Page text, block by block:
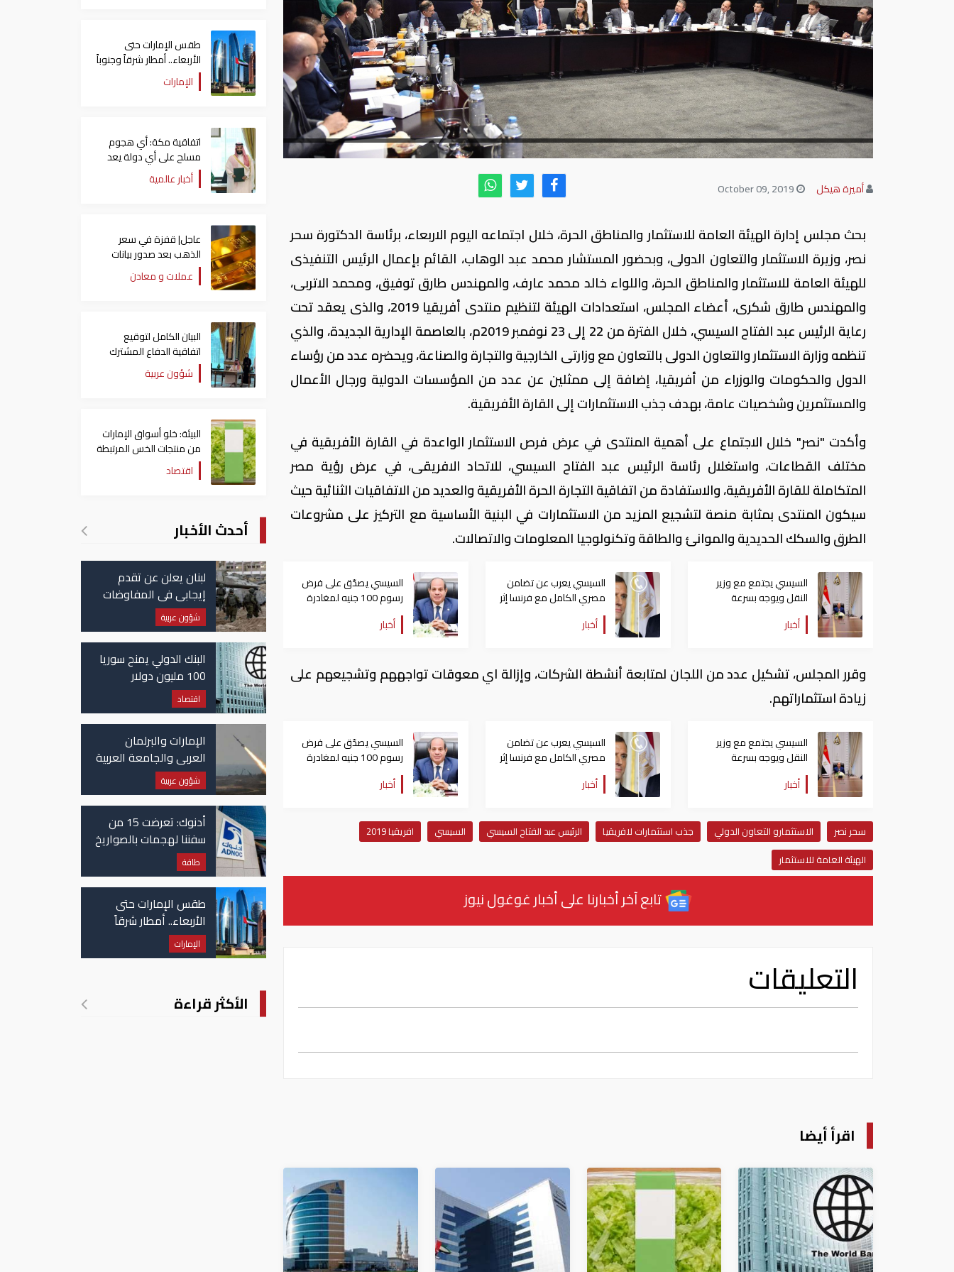
أميرة هيكل
بحث مجلس إدارة الهيئة العامة للاستثمار والمناطق الحرة، خلال اجتماعه اليوم الاربعاء، برئاسة الدكتورة سحر
نصر، وزيرة الاستثمار والتعاون الدولى، وبحضور المستشار محمد عبد الوهاب، القائم بإعمال الرئيس التنفيذى
للهيئة العامة للاستثمار والمناطق الحرة، واللواء خالد محمد عارف، والمهندس طارق توفيق، ومحمد الاتربى،
والمهندس طارق شكرى، أعضاء المجلس، استعدادات الهيئة لتنظيم منتدى أفريقيا 2019، والذى يعقد تحت
رعاية الرئيس عبد الفتاح السيسي، خلال الفترة من 22 إلى 23 نوفمبر 2019م، بالعاصمة الإدارية الجديدة، والذي
تنظمه وزارة الاستثمار والتعاون الدولى بالتعاون مع وزارتى الخارجية والتجارة والصناعة، ويحضره عدد من رؤساء
الدول والحكومات والوزراء من أفريقيا، إضافة إلى ممثلين عن عدد من المؤسسات الدولية ورجال الأعمال
والمستثمرين وشخصيات عامة، بهدف جذب الاستثمارات إلى القارة الأفريقية.
وأكدت "نصر" خلال الاجتماع على أهمية المنتدى في عرض فرص الاستثمار الواعدة في القارة الأفريقية في
مختلف القطاعات، واستغلال رئاسة الرئيس عبد الفتاح السيسي، للاتحاد الافريقى، في عرض رؤية مصر
المتكاملة للقارة الأفريقية، والاستفادة من اتفاقية التجارة الحرة الأفريقية والعديد من الاتفاقيات الثنائية حيث
سيكون المنتدى بمثابة منصة لتشجيع المزيد من الاستثمارات في البنية الأساسية مع التركيز على مشروعات
الطرق والسكك الحديدية والموانئ والطاقة وتكنولوجيا المعلومات والاتصالات.
السيسي يجتمع مع وزير
النقل ويوجه بسرعة
الانتهاء من المشروعات
الجاري تنفيذها
أخبار
السيسي يعرب عن تضامن
مصري الكامل مع فرنسا إثر
الحرائق التي شهدتها
أخبار
السيسي يصدّق على فرض
رسوم 100 جنيه لمغادرة
مصر
أخبار
وقرر المجلس، تشكيل عدد من اللجان لمتابعة أنشطة الشركات، وإزالة اي معوقات تواجههم وتشجيعهم على
زيادة استثماراتهم.
السيسي يجتمع مع وزير
النقل ويوجه بسرعة
الانتهاء من المشروعات
الجاري تنفيذها
أخبار
السيسي يعرب عن تضامن
مصري الكامل مع فرنسا إثر
الحرائق التي شهدتها
أخبار
السيسي يصدّق على فرض
رسوم 100 جنيه لمغادرة
مصر
أخبار
سحر نصر الاستثمارو التعاون الدولي جذب استثمارات لافريقيا الرئيس عبد الفتاح السيسي السيسي
افريقيا 2019
الهيئة العامة للاستثمار
تابع آخر أخبارنا على أخبار غوغول نيوز
التعليقات
اقرأ أيضا
طقس الإمارات حتى
الأربعاء.. أمطار شرقاً وجنوباً
وانخفاض تدريجي للحرارة
الإمارات
اتفاقية مكة: أي هجوم
مسلح على أي دولة يعد
هجوما على الدول الثلاث
جميعا
أخبار عالمية
عاجل| قفزة في سعر
الذهب بعد صدور بيانات
الوظائف الأمريكية
عملات و معادن
البيان الكامل لتوقيع
اتفاقية الدفاع المشترك
بين السعودية وتركيا
وباكستان
شؤون عربية
البيئة: خلو أسواق الإمارات
من منتجات الخس المرتبطة
بتفشي داء السيكلوسبورا
اقتصاد
أحدث الأخبار
لبنان يعلن عن تقدم
إيجابي في المفاوضات
مع إسرائيل.. وأمريكا
تضغط لوقف النار في
غزة
شؤون عربية
البنك الدولي يمنح سوريا
100 مليون دولار
اقتصاد
الإمارات والبرلمان
العربي والجامعة العربية
يدينون الهجوم الحوثي
على نجران بالسعودية
شؤون عربية
أدنوك: تعرضت 15 من
سفننا لهجمات بالصواريخ
والطائرات المسيّرة منذ
بداية النزاع
طاقة
طقس الإمارات حتى
الأربعاء.. أمطار شرقاً
وجنوباً وانخفاض
تدريجي للحرارة
الإمارات
الأكثر قراءة